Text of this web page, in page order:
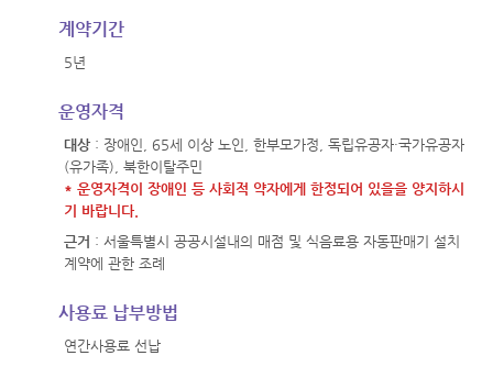
계약기간
5년
운영자격
대상 : 장애인, 65세 이상 노인, 한부모가정, 독립유공자·국가유공자
(유가족), 북한이탈주민
* 운영자격이 장애인 등 사회적 약자에게 한정되어 있을을 양지하시
기 바랍니다.
근거 : 서울특별시 공공시설내의 매점 및 식음료용 자동판매기 설치
계약에 관한 조례
사용료 납부방법
연간사용료 선납